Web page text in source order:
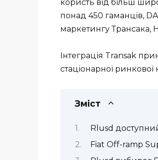
користь від більш
понад 450 гаманців,
маркетингу Трансака,
Інтеграція Transak
стаціонарної ринкової
Зміст
Rlusd
Fiat Off-ramp